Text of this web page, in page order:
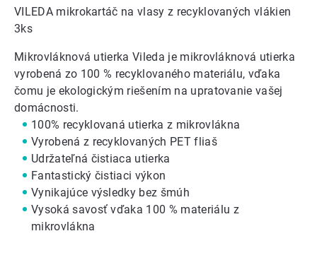
VILEDA mikrokartáč na vlasy z recyklovaných vlákien
3ks
Mikrovláknová utierka Vileda je mikrovláknová utierka
vyrobená zo 100 % recyklovaného materiálu, vďaka
čomu je ekologickým riešením na upratovanie vašej
domácnosti.
100% recyklovaná utierka z mikrovlákna
Vyrobená z recyklovaných PET fliaš
Udržateľná čistiaca utierka
Fantastický čistiaci výkon
Vynikajúce výsledky bez šmúh
Vysoká savosť vďaka 100 % materiálu z
mikrovlákna